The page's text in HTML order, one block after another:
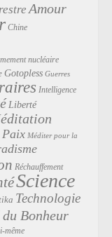
Amour
Chine
nucléaire
Gotopless Guerres
Intelligence
Liberté
Méditer pour la
Réchauffement
Science
Technologie
Bonheur
même